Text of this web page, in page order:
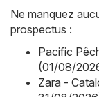
Ne manquez
prospectus :
Pacific
(01/08/
Zara -